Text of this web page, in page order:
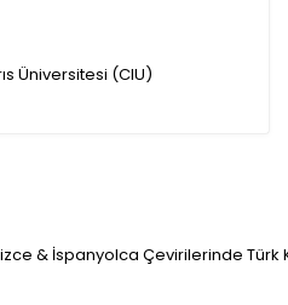
Üniversitesi (CIU)
& İspanyolca Çevirilerinde Türk